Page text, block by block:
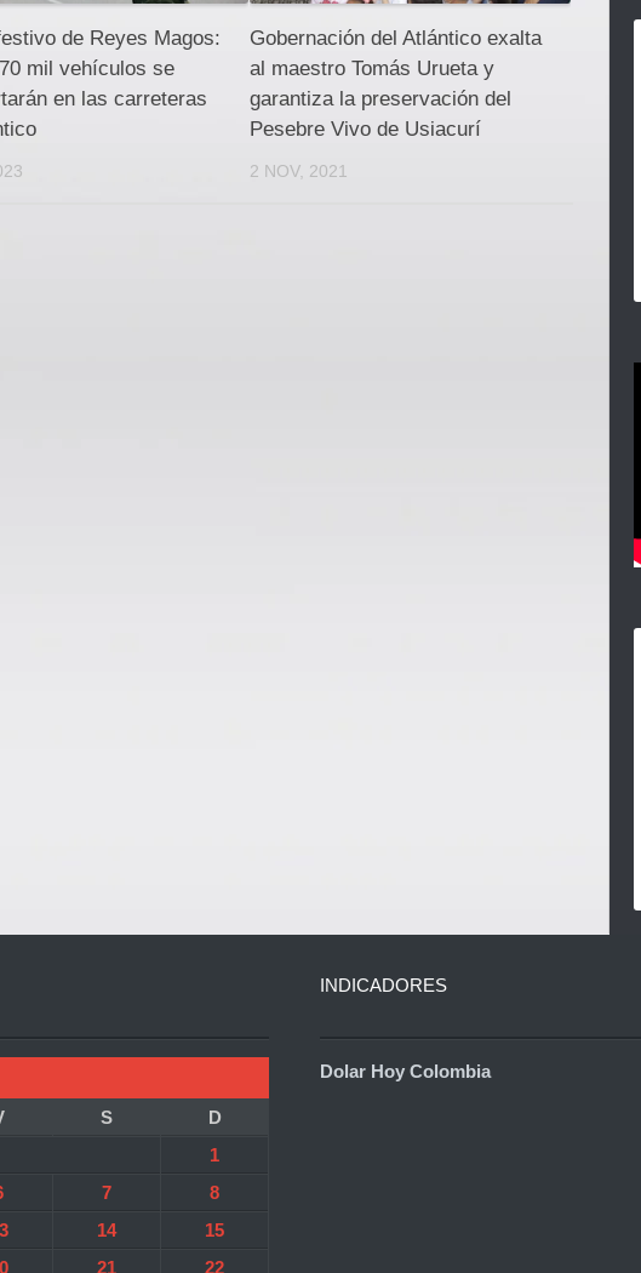
de Reyes Magos:
mil vehículos se
en las carreteras
Gobernación del Atlántico exalta
al maestro Tomás Urueta y
garantiza la preservación del
Pesebre Vivo de Usiacurí
2 NOV, 2021
S
D
1
7
8
14
15
21 22
INDICADORES
Dolar Hoy Colombia